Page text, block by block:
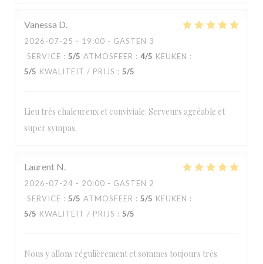
Vanessa D
2026-07-25 - 19:00 - GASTEN 3
SERVICE : 5/5 ATMOSFEER : 4/5 KEUKEN :
5/5 KWALITEIT / PRIJS : 5/5
Lieu trés chaleureux et conviviale. Serveurs agréable et
super sympas.
Laurent N
2026-07-24 - 20:00 - GASTEN 2
SERVICE : 5/5 ATMOSFEER : 5/5 KEUKEN :
5/5 KWALITEIT / PRIJS : 5/5
Nous y allons régulièrement et sommes toujours très